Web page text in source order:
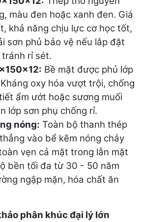
màu đen hoặc xanh đen. Giá
khả năng chịu lực cơ học tốt,
sơn phủ bảo vệ nếu lắp đặt
rỉ sét.
Bề mặt được phủ lớp
oxy hóa vượt trội, chống
ẩm ướt hoặc sương muối
lớp sơn phụ chống rỉ.
nóng: Toàn bộ thanh thép
vào bể kẽm nóng chảy
vẹn cả mặt trong lẫn mặt
bền tối đa từ 30 - 50 năm
ngập mặn, hóa chất ăn
phân khúc đại lý lớn